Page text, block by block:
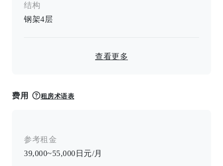
结构
钢架4层
查看更多
费用 租房术语表
参考租金
39,000~55,000日元/月